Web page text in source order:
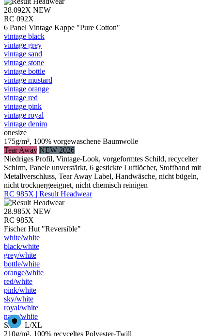
28.092X NEW
RC 092X
6 Panel Vintage Kappe "Pure Cotton"
vintage black
vintage grey
vintage sand
vintage stone
vintage bottle
vintage mustard
vintage orange
vintage red
vintage pink
vintage royal
vintage denim
onesize
175g/m², 100% vorgewaschene Baumwolle
Tear Away NEW 2026
Niedriges Profil, Vintage-Look, vorgeformtes Schild, recycelter
Schirm, Panele unverstärkt, 6 gestickte Luftlöcher, Stoffband mit
Metallverschluss, Tear Away Label, Handwäsche, nicht bügeln,
nicht trocknergeeignet, nicht chemisch reinigen
RC 985X | Result Headwear
28.985X NEW
RC 985X
Fischer Hut "Reversible"
white/​white
black/​white
grey/​white
bottle/​white
orange/​white
red/​white
pink/​white
sky/​white
royal/​white
navy/​white
S/M – L/XL
210g/m², 100% recyceltes Polyester-Twill